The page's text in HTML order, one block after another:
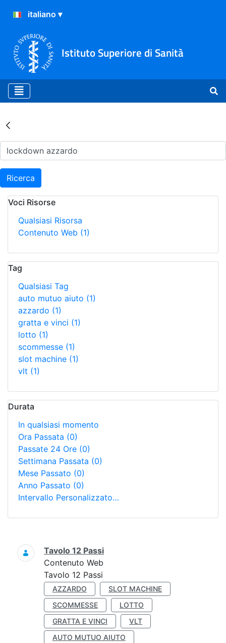
Istituto Superiore di Sanità
Risultati della Ricerca -
Ricerca
Voci Risorse
Qualsiasi Risorsa
Contenuto Web (1)
Tag
Qualsiasi Tag
auto mutuo aiuto (1)
azzardo (1)
gratta e vinci (1)
lotto (1)
scommesse (1)
slot machine (1)
vlt (1)
Durata
In qualsiasi momento
Ora Passata (0)
Passate 24 Ore (0)
Settimana Passata (0)
Mese Passato (0)
Anno Passato (0)
Intervallo Personalizzato…
Ricerca
Tavolo 12 Passi
Contenuto Web
Tavolo 12 Passi
AZZARDO
SLOT MACHINE
SCOMMESSE
LOTTO
GRATTA E VINCI
VLT
AUTO MUTUO AIUTO